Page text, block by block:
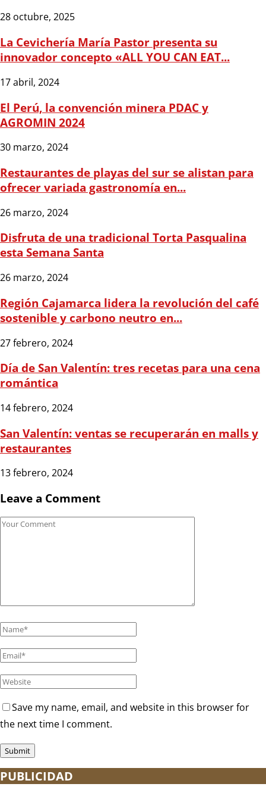
28 octubre, 2025
La Cevichería María Pastor presenta su
innovador concepto «ALL YOU CAN EAT...
17 abril, 2024
El Perú, la convención minera PDAC y
AGROMIN 2024
30 marzo, 2024
Restaurantes de playas del sur se alistan para
ofrecer variada gastronomía en...
26 marzo, 2024
Disfruta de una tradicional Torta Pasqualina
esta Semana Santa
26 marzo, 2024
Región Cajamarca lidera la revolución del café
sostenible y carbono neutro en...
27 febrero, 2024
Día de San Valentín: tres recetas para una cena
romántica
14 febrero, 2024
San Valentín: ventas se recuperarán en malls y
restaurantes
13 febrero, 2024
Leave a Comment
Save my name, email, and website in this browser for
the next time I comment.
PUBLICIDAD